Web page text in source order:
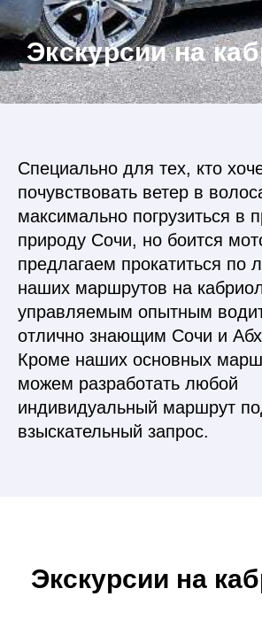
Экскурсии на
Специально для тех, кто
почувствовать ветер в
максимально погрузиться в
природу Сочи, но боится
предлагаем прокатиться по
наших маршрутов на
управляемым опытным
отлично знающим Сочи и
Кроме наших основных
можем разработать любой
индивидуальный маршрут
взыскательный запрос.
Экскурсии на